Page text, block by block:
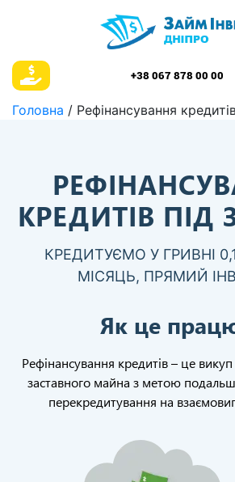
+38 067 878 00 00
Головна / Рефінансування
КРЕДИТІВ ПІД
КРЕДИТУЄМО У ГРИВНІ
МІСЯЦЬ, ПРЯМИЙ
Як це
Рефінансування кредитів – це
заставного майна з метою
перекредитування на